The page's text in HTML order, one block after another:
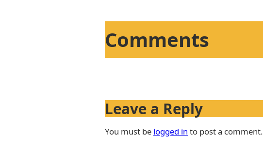
Comments
Leave a Reply
You must be logged in to post a comment.